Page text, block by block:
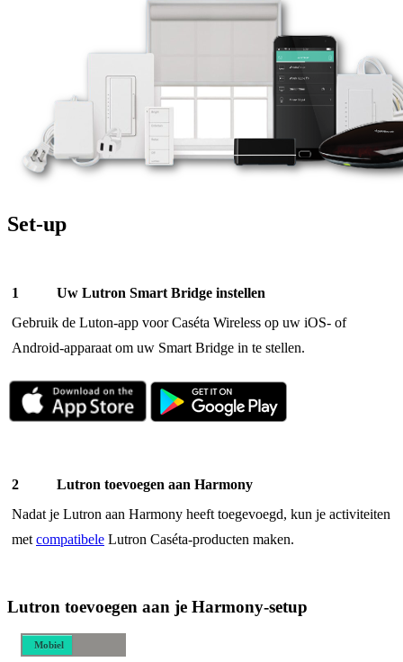
Set-up
Uw Lutron Smart Bridge instellen
Gebruik de Luton-app voor Caséta Wireless op uw iOS- of
Android-apparaat om uw Smart Bridge in te stellen.
Lutron toevoegen aan Harmony
Nadat je Lutron aan Harmony heeft toegevoegd, kun je activiteiten
met compatibele Lutron Caséta-producten maken.
Lutron toevoegen aan je Harmony-setup
Mobiel